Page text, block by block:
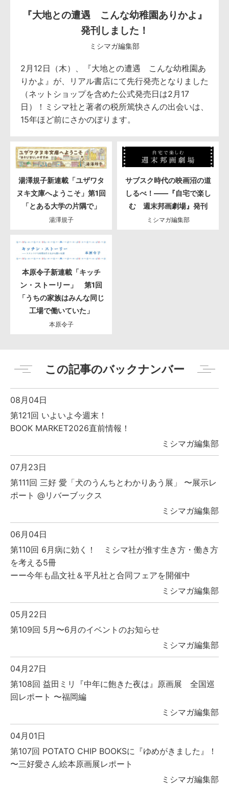
『大地との遭遇 こんな幼稚園ありかよ』
発刊しました！
ミシマガ編集部
2月12日（木）、『大地との遭遇 こんな幼稚園あ
りかよ』が、リアル書店にて先行発売となりました
（ネットショップを含めた公式発売日は2月17
日）！ミシマ社と著者の税所篤快さんの出会いは、
15年ほど前にさかのぼります。
湯澤規子新連載「ユザワタ
ヌキ文庫へようこそ」第1回
「とある大学の片隅で」
湯澤規子
サブスク時代の映画沼の道
しるべ！――『自宅で楽し
む 週末邦画劇場』発刊
ミシマガ編集部
本原令子新連載「キッチ
ン・ストーリー」 第1回
「うちの家族はみんな同じ
工場で働いていた」
本原令子
この記事のバックナンバー
08月04日
第121回 いよいよ今週末！
BOOK MARKET2026直前情報！
ミシマガ編集部
07月23日
第111回 三好 愛「犬のうんちとわかりあう展」 〜展示レ
ポート @リバーブックス
ミシマガ編集部
06月04日
第110回 6月病に効く！ ミシマ社が推す生き方・働き方
を考える5冊
ーー今年も晶文社＆平凡社と合同フェアを開催中
ミシマガ編集部
05月22日
第109回 5月〜6月のイベントのお知らせ
ミシマガ編集部
04月27日
第108回 益田ミリ『中年に飽きた夜は』原画展 全国巡
回レポート 〜福岡編
ミシマガ編集部
04月01日
第107回 POTATO CHIP BOOKSに『ゆめがきました』！
〜三好愛さん絵本原画展レポート
ミシマガ編集部